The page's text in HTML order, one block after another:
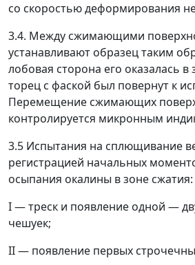
со скоростью деформирования
3.4. Между сжимающими
устанавливают образец таким
лобовая сторона его оказалась в
торец с фаской был повернут к
Перемещение сжимающих
контролируется микронным
3.5 Испытания на сплющивание
регистрацией начальных
осыпания окалины в зоне сжатия:
I—треск и появление одной —
чешуек;
II— появление первых